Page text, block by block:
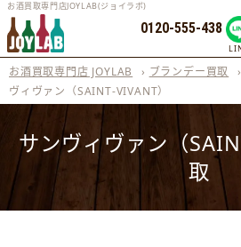
お酒買取専門店JOYLAB(ジョイラボ)
0120-555-438
お酒買取専門店 JOYLAB › ブランデー買取 ›
ヴィヴァン（SAINT-VIVANT）
サンヴィヴァン（
取